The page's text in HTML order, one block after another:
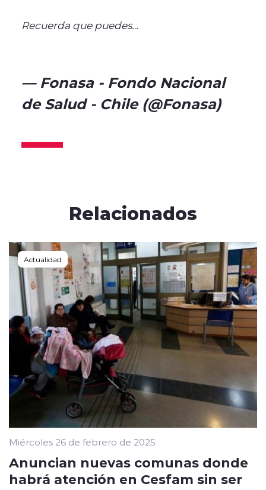
Recuerda que puedes…
— Fonasa - Fondo Nacional
de Salud - Chile (@Fonasa)
Relacionados
Actualidad
Miércoles 26 de febrero de 2025
Anuncian nuevas comunas donde
habrá atención en Cesfam sin ser